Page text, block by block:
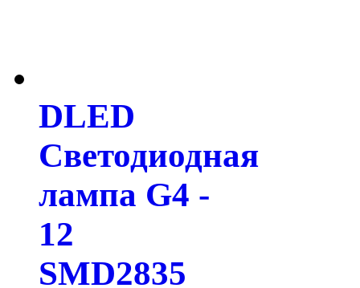
DLED
Светодиодная
лампа G4 -
12
SMD2835